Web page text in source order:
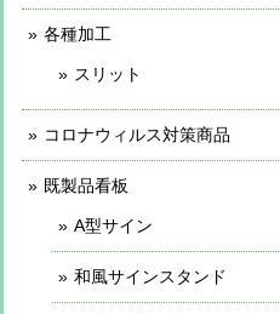
各種加工
スリット
コロナウィルス対策商品
既製品看板
A型サイン
和風サインスタンド